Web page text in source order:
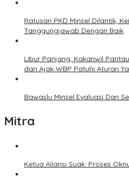
Ratusan PKD Minsel Dilantik,
Tanggungjawab Dengan Baik
Libur Panjang, Kakanwil
dan Ajak WBP Patuhi Aturan
Bawaslu Minsel Evaluasi Dan
Mitra
Ketua Aliansi Suak: Proses